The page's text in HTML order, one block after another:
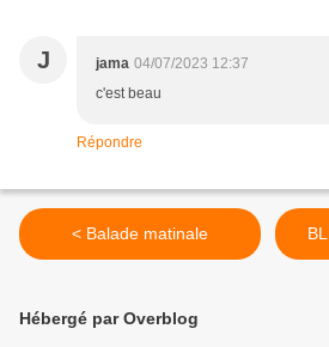
J jama 04/07/2023 12:37
c'est beau
Répondre
< Balade matinale
Hébergé par Overblog